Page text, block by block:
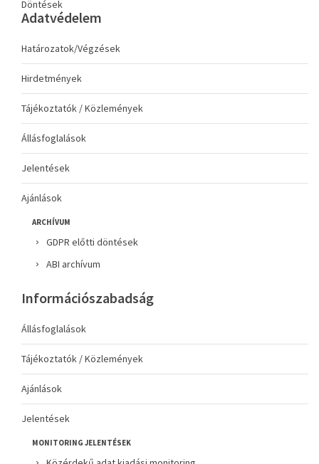
Döntések
Adatvédelem
Határozatok/Végzések
Hirdetmények
Tájékoztatók / Közlemények
Állásfoglalások
Jelentések
Ajánlások
ARCHÍVUM
GDPR előtti döntések
ABI archívum
Információszabadság
Állásfoglalások
Tájékoztatók / Közlemények
Ajánlások
Jelentések
MONITORING JELENTÉSEK